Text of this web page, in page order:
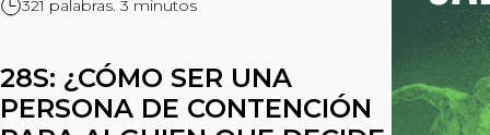
321 palabras. 3 minutos
28S: ¿CÓMO SER UNA
PERSONA DE CONTENCIÓN